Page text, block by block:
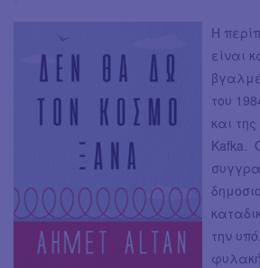
Η
είναι
του
και
Kafka.
την